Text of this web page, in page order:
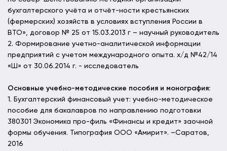
бухгалтерского учёта и отчёт-ности крестьянских
(фермерских) хозяйств в условиях вступления России в
ВТО», договор № 25 от 15.03.2013 г – научный руководитель
2. Формирование учетно-аналитической информации
предприятий с учетом международного опыта. х/д №42/14
«Ш» от 30.06.2014 г. - исследователь
Основные учебно-методические пособия и монография:
1. Бухгалтерский финансовый учет: учебно-методическое
пособие для бакалавров по направлению подготовки
380301 Экономика про-филь «Финансы и кредит» заочной
формы обучения. Типография ООО «Амирит». –Саратов,
2016